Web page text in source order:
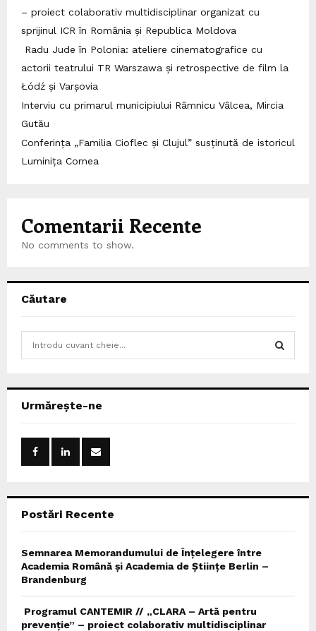
– proiect colaborativ multidisciplinar organizat cu
sprijinul ICR în România și Republica Moldova
Radu Jude în Polonia: ateliere cinematografice cu
actorii teatrului TR Warszawa și retrospective de film la
Łódź și Varșovia
Interviu cu primarul municipiului Râmnicu Vâlcea, Mircia
Gutău
Conferința „Familia Cioflec și Clujul” susținută de istoricul
Luminița Cornea
Comentarii Recente
No comments to show.
Căutare
h
o
Urmărește-ne
Postări Recente
Semnarea Memorandumului de Înțelegere între
Academia Română și Academia de Științe Berlin –
Brandenburg
Programul CANTEMIR // „CLARA – Artă pentru
prevenție” – proiect colaborativ multidisciplinar